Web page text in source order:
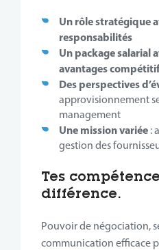
Un rôle stratégique
responsabilités
Un package salarial
avantages
Des perspectives
approvisionnement
management
Une mission variée :
gestion des
Tes
différence.
Pouvoir de négociation,
communication efficace